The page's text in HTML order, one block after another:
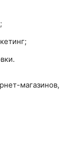
магазинов,